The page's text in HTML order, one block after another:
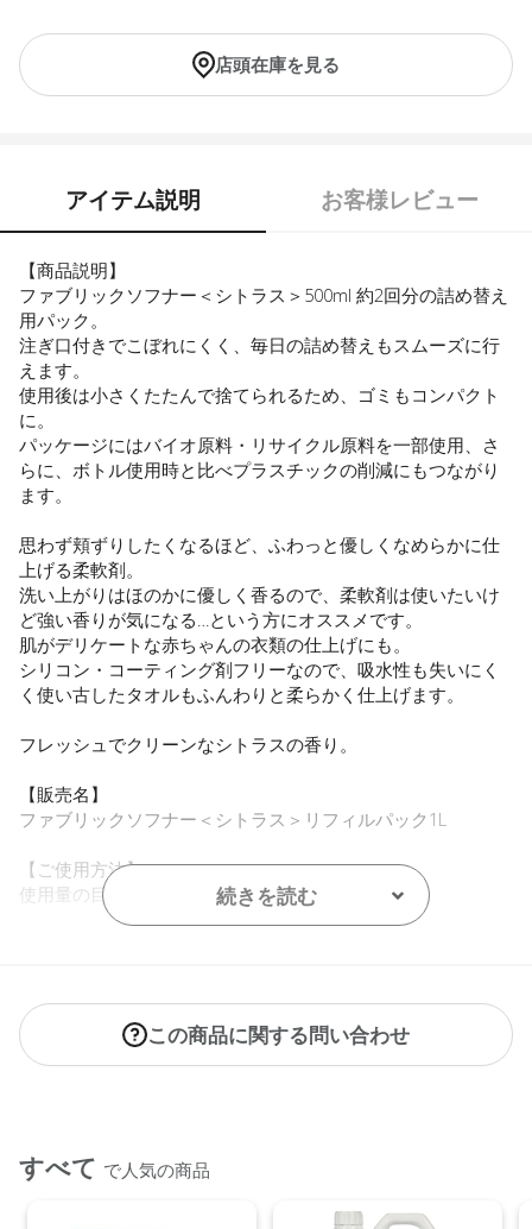
店頭在庫を見る
アイテム説明 お客様レビュー
【商品説明】
ファブリックソフナー＜シトラス＞500ml 約2回分の詰め替え
用パック。
注ぎ口付きでこぼれにくく、毎日の詰め替えもスムーズに行
えます。
使用後は小さくたたんで捨てられるため、ゴミもコンパクト
に。
パッケージにはバイオ原料・リサイクル原料を一部使用、さ
らに、ボトル使用時と比べプラスチックの削減にもつながり
ます。
思わず頬ずりしたくなるほど、ふわっと優しくなめらかに仕
上げる柔軟剤。
洗い上がりはほのかに優しく香るので、柔軟剤は使いたいけ
ど強い香りが気になる…という方にオススメです。
肌がデリケートな赤ちゃんの衣類の仕上げにも。
シリコン・コーティング剤フリーなので、吸水性も失いにく
く使い古したタオルもふんわりと柔らかく仕上げます。
フレッシュでクリーンなシトラスの香り。
【販売名】
ファブリックソフナー＜シトラス＞リフィルパック1L
【ご使用方法】
使用量の目安：水45Lに対し35mL/30Lに対し23mL
【商品サイズ】
W170×D75×H280㎜
【原産国】
続きを読む
この商品に関する問い合わせ
すべて で人気の商品